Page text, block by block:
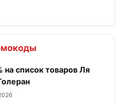
на список товаров Ля